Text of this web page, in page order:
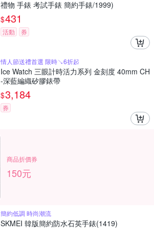
禮物 手錶 考試手錶 簡約手錶/1999)
$431
活動 券
情人節送禮首選 限時↘6折起
Ice Watch 三眼計時活力系列 金刻度 40mm CH
-深藍編織矽膠錶帶
$3,184
券
商品折價券
150元
簡約低調 時尚潮流
SKMEI 韓版簡約防水石英手錶(1419)